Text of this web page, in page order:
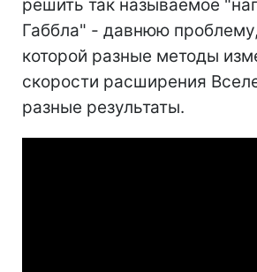
решить так называемое
Габбла" - давнюю
которой разные методы
скорости расширения
разные результаты.